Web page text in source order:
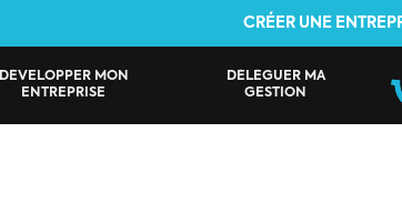
CRÉER UNE
DÉVELOPPER MON
ENTREPRISE
DÉLÉGUER MA
GESTION